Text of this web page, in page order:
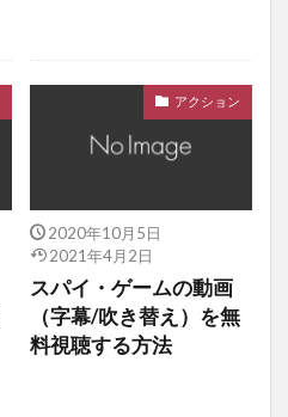
アクション
2020年10月5日
2021年4月2日
スパイ・ゲームの動画
（字幕/吹き替え）を無
料視聴する方法